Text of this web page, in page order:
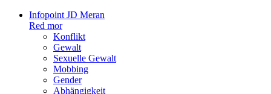
Infopoint JD Meran
Red mor
Konflikt
Gewalt
Sexuelle Gewalt
Mobbing
Gender
Abhängigkeit